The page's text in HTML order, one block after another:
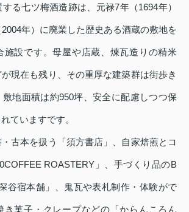
る七ツ梅酒造跡は、元禄7年（1694年）
年）に廃業した歴史ある酒蔵の敷地を
施設です。母屋や店蔵、煉瓦造りの精米
現在も残り、その重厚な建築群は街歩き
地面積は約950坪、安全に配慮しつつ保
ていますです。
古本を扱う「須方書店」、自家焙煎とコ
ROASTERY」、手づくり品のB
谷宿本舗」、鬼瓦や表札制作・体験がで
き菓子・クレープなどの「からんころん